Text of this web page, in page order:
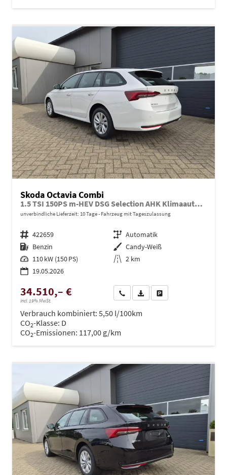
Skoda Octavia Combi
1.5 TSI 150PS m-HEV DSG Selection AHK Klimaautomatik ACC PDC v+h Rückf.Kamera Sitzheizung TWA Apple CarPlay Android Auto 16"LM
unverbindliche Lieferzeit: 10 Tage Fahrzeug mit Tageszulassung
Fahrzeugnr. 422659 Getriebe Automatik
Kraftstoff Benzin Außenfarbe Candy-Weiß
Leistung 110 kW (150 PS) Kilometerstand 2 km
19.05.2026
34.510,– €
incl. 19% MwSt.
Wir rufen Sie anPDF-Datei, Fahrzeugexposé
Verbrauch kombiniert: 5,50 l/100km
CO2-Klasse: D
CO2-Emissionen: 117,00 g/km